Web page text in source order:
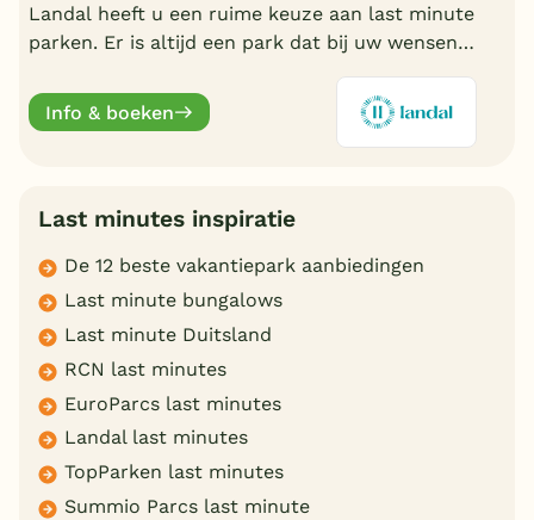
Landal heeft u een ruime keuze aan last minute
parken. Er is altijd een park dat bij uw wensen
online.
Info & boeken
Last minutes inspiratie
De 12 beste vakantiepark aanbiedingen
Last minute bungalows
Last minute Duitsland
RCN last minutes
EuroParcs last minutes
Landal last minutes
TopParken last minutes
Summio Parcs last minute